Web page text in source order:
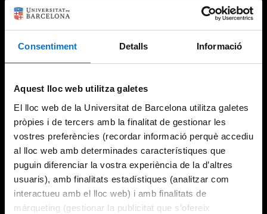
Consentiment Detalls Informació
Aquest lloc web utilitza galetes
El lloc web de la Universitat de Barcelona utilitza galetes
pròpies i de tercers amb la finalitat de gestionar les
vostres preferències (recordar informació perquè accediu
al lloc web amb determinades característiques que
puguin diferenciar la vostra experiència de la d’altres
usuaris), amb finalitats estadístiques (analitzar com
interactueu amb el lloc web) i amb finalitats de
màrqueting (gestionar la publicitat que s’ofereix